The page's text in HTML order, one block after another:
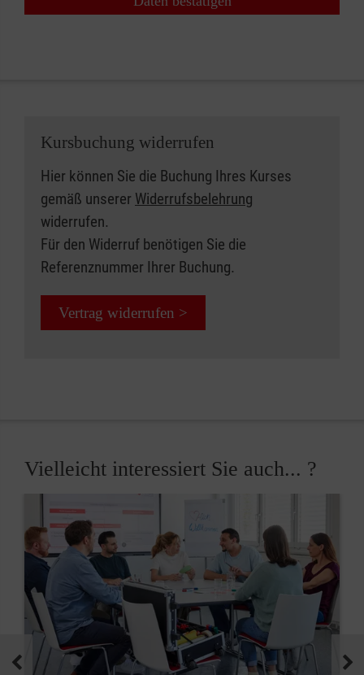
Kursbuchung widerrufen
Hier können Sie die Buchung Ihres Kurses
gemäß unserer Widerrufsbelehrung
widerrufen.
Für den Widerruf benötigen Sie die
Referenznummer Ihrer Buchung.
Vertrag widerrufen >
Vielleicht interessiert Sie auch... ?